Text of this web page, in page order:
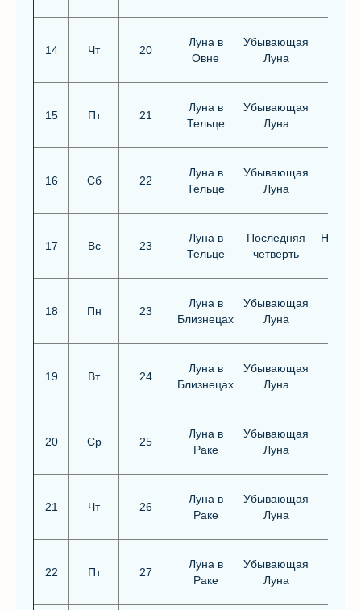
14 Чт 20
Луна в
Овне
Убывающая
Луна
15 Пт 21
Луна в
Тельце
Убывающая
Луна
16 Сб 22
Луна в
Тельце
Убывающая
Луна
17 Вс 23
Луна в
Тельце
Последняя
четверть
18 Пн 23
Луна в
Близнецах
Убывающая
Луна
19 Вт 24
Луна в
Близнецах
Убывающая
Луна
20 Ср 25
Луна в
Раке
Убывающая
Луна
21 Чт 26
Луна в
Раке
Убывающая
Луна
22 Пт 27
Луна в
Раке
Убывающая
Луна